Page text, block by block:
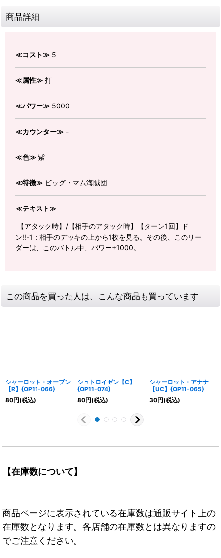
商品詳細
≪コスト≫ 5
≪属性≫ 打
≪パワー≫ 5000
≪カウンター≫ -
≪色≫ 紫
≪特徴≫ ビッグ・マム海賊団
≪テキスト≫
【アタック時】/【相手のアタック時】【ターン1回】ド
ン!!-1：相手のデッキの上から1枚を見る。その後、このリー
ダーは、このバトル中、パワー+1000。
この商品を買った人は、こんな商品も買っています
シャーロット・オーブン
【R】{OP11-066}
80円(税込)
シュトロイゼン【C】
{OP11-074}
80円(税込)
シャーロット・アナナ
【UC】{OP11-065}
30円(税込)
【在庫数について】
商品ページに表示されている在庫数は通販サイト上の
在庫数となります。各店舗の在庫数とは異なりますの
でご注意ください。